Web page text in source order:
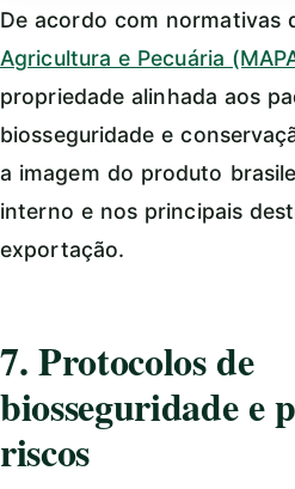
De acordo com normativas
Agricultura e Pecuária
propriedade alinhada aos
biosseguridade e
a imagem do produto
interno e nos principais
exportação.
7. Protocolos de
biosseguridade e
riscos